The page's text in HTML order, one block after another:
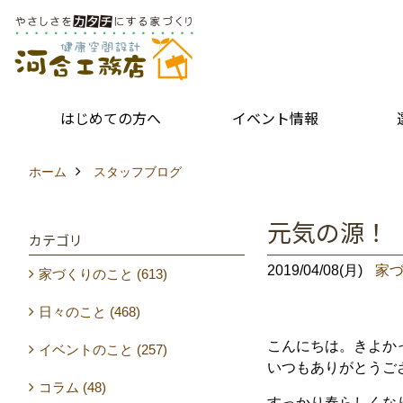
はじめての方へ イベント情報
ホーム スタッフブログ
元気の源
2019/04/08(月) 家
こんにちは。きよか
いつもありがとうご
カテゴリ
家づくりのこと (613)
日々のこと (468)
イベントのこと (257)
コラム (48)